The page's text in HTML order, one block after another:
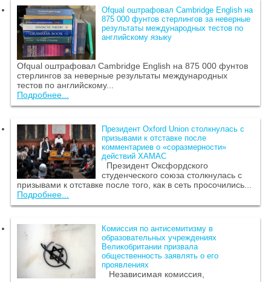
Ofqual оштрафовал Cambridge English на
875 000 фунтов стерлингов за неверные
результаты международных тестов по
английскому языку
Ofqual оштрафовал Cambridge English на 875 000 фунтов
стерлингов за неверные результаты международных
тестов по английскому...
Подробнее...
Президент Oxford Union столкнулась с
призывами к отставке после
комментариев о «соразмерности»
действий ХАМАС
Президент Оксфордского
студенческого союза столкнулась с
призывами к отставке после того, как в сеть просочились...
Подробнее...
Комиссия по антисемитизму в
образовательных учреждениях
Великобритании призвала
общественность заявлять о его
проявлениях
Независимая комиссия,